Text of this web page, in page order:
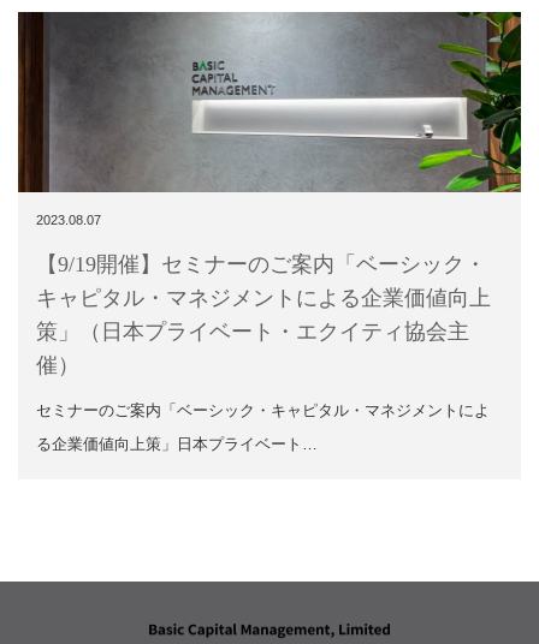
2023.08.07
【9/19開催】セミナーのご案内「ベーシック・
キャピタル・マネジメントによる企業価値向上
策」（日本プライベート・エクイティ協会主
催）
セミナーのご案内「ベーシック・キャピタル・マネジメントによ
る企業価値向上策」日本プライベート…